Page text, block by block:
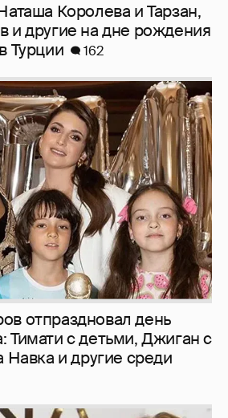
Королева и Тарзан,
и другие на дне рождения
Турции
162
отпраздновал день
Тимати с детьми, Джиган с
Навка и другие среди